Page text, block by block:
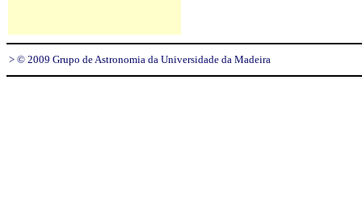
> © 2009 Grupo de Astronomia da Universidade da Madeira